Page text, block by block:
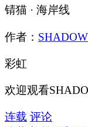
锖猫 · 海岸线
作者：
彩虹
欢迎观看
连载 评论